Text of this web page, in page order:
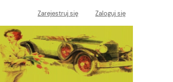
Zarejestruj się Zaloguj się